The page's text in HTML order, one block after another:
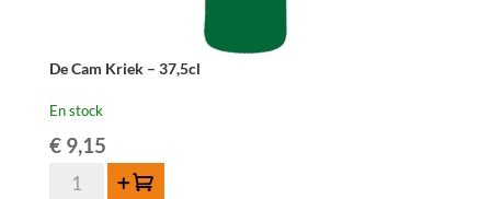
De Cam Kriek – 37,5cl
En stock
€9,15
quantité
Ajouter au panier